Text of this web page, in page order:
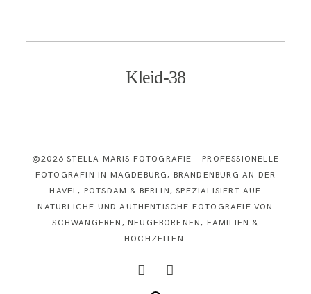
Kleid-38
@2026 STELLA MARIS FOTOGRAFIE - PROFESSIONELLE
FOTOGRAFIN IN MAGDEBURG, BRANDENBURG AN DER
HAVEL, POTSDAM & BERLIN, SPEZIALISIERT AUF
NATÜRLICHE UND AUTHENTISCHE FOTOGRAFIE VON
SCHWANGEREN, NEUGEBORENEN, FAMILIEN &
HOCHZEITEN.